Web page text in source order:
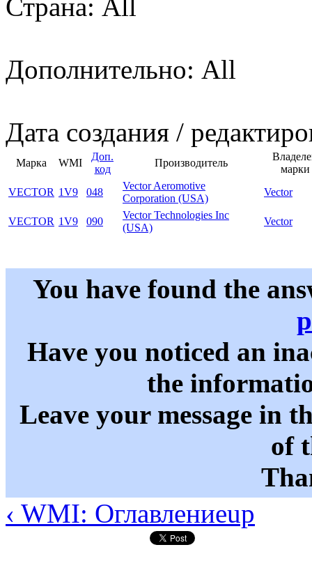
Страна: All
Дополнительно: All
Дата создания /
Марка WMI
Доп.
код
Производитель
марки
VECTOR 1V9 048
Vector Aeromotive
Corporation (USA)
Vector
VECTOR 1V9 090
Vector Technologies Inc
(USA)
Vector
You have found the
Have you noticed an
the
Leave your message in
of
‹ WMI: Оглавлениеup